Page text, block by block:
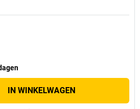
IN WINKELWAGEN